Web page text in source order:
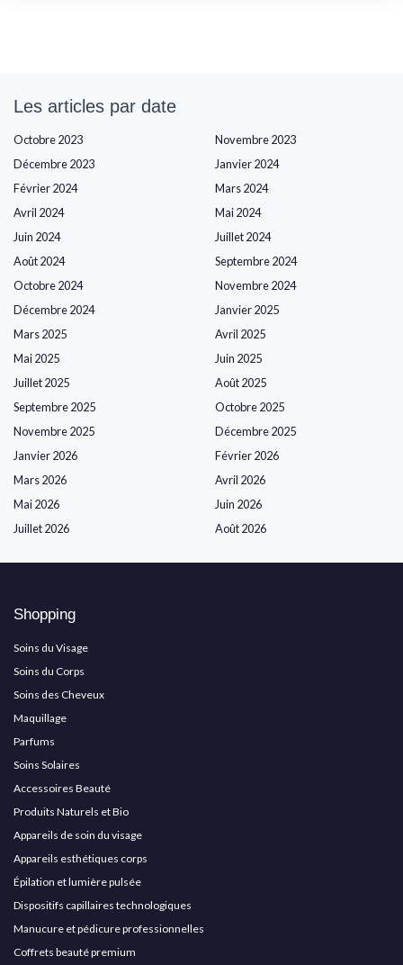
Les articles par date
Octobre 2023
Novembre 2023
Décembre 2023
Janvier 2024
Février 2024
Mars 2024
Avril 2024
Mai 2024
Juin 2024
Juillet 2024
Août 2024
Septembre 2024
Octobre 2024
Novembre 2024
Décembre 2024
Janvier 2025
Mars 2025
Avril 2025
Mai 2025
Juin 2025
Juillet 2025
Août 2025
Septembre 2025
Octobre 2025
Novembre 2025
Décembre 2025
Janvier 2026
Février 2026
Mars 2026
Avril 2026
Mai 2026
Juin 2026
Juillet 2026
Août 2026
Shopping
Soins du Visage
Soins du Corps
Soins des Cheveux
Maquillage
Parfums
Soins Solaires
Accessoires Beauté
Produits Naturels et Bio
Appareils de soin du visage
Appareils esthétiques corps
Épilation et lumière pulsée
Dispositifs capillaires technologiques
Manucure et pédicure professionnelles
Coffrets beauté premium